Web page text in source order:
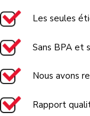
Les seules
Sans BPA et
Nous avons
Rapport